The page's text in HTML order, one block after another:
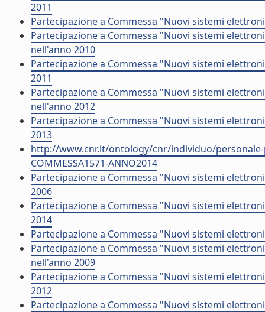
2011
Partecipazione a Commessa "Nuovi sistemi
Partecipazione a Commessa "Nuovi sistemi
nell'anno 2010
Partecipazione a Commessa "Nuovi sistemi
2011
Partecipazione a Commessa "Nuovi sistemi
nell'anno 2012
Partecipazione a Commessa "Nuovi sistemi
2013
http://www.cnr.it/ontology/cnr/individuo/
COMMESSA1571-ANNO2014
Partecipazione a Commessa "Nuovi sistemi
2006
Partecipazione a Commessa "Nuovi sistemi
2014
Partecipazione a Commessa "Nuovi sistemi
Partecipazione a Commessa "Nuovi sistemi
nell'anno 2009
Partecipazione a Commessa "Nuovi sistemi
2012
Partecipazione a Commessa "Nuovi sistemi